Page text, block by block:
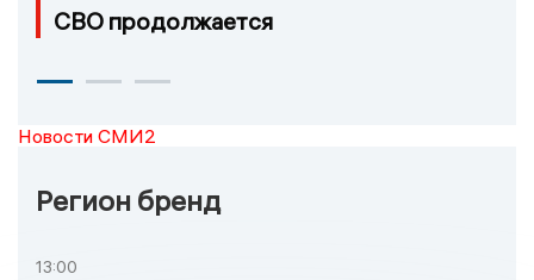
СВО продолжается
Новости СМИ2
Регион бренд
13:00